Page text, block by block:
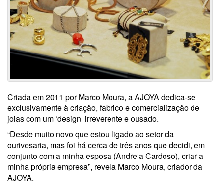
Criada em 2011 por Marco Moura, a AJOYA dedica-se
exclusivamente à criação, fabrico e comercialização de
joias com um ‘design’ irreverente e ousado.
“Desde muito novo que estou ligado ao setor da
ourivesaria, mas foi há cerca de três anos que decidi, em
conjunto com a minha esposa (Andreia Cardoso), criar a
minha própria empresa”, revela Marco Moura, criador da
AJOYA.